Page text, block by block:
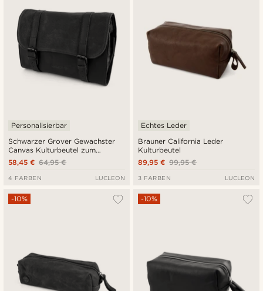
Schwarzer Grover Gewachster
Canvas Kulturbeutel zum
Ausrollen
Personalisierbar
64,95 €
58,45 €
4 FARBEN LUCLEON
Brauner California Leder
Kulturbeutel
Echtes Leder
99,95 €
89,95 €
3 FARBEN LUCLEON
-10% -10%